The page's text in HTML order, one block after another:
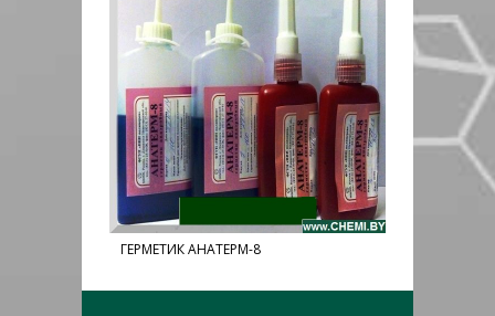
ГЕРМЕТИК АНАТЕРМ-8